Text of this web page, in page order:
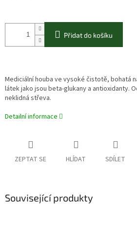
Přidat do košíku
Mediciální houba ve vysoké čistotě, bohatá
látek jako jsou beta-glukany a antioxidanty.
neklidná střeva.
Detailní informace
ZEPTAT SE HLÍDAT SDÍLET
Související produkty